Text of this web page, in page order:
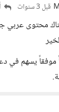
قبل 3 سنوات
محتوى عربي
يسهم في